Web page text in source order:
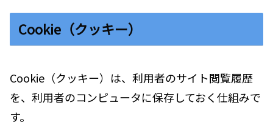
Cookie（クッキー）
Cookie（クッキー）は、利用者のサイト閲覧履歴
を、利用者のコンピュータに保存しておく仕組みで
す。